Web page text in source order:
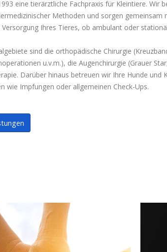
eine tierärztliche Fachpraxis für Kleintiere. Wir
Methoden und sorgen gemeinsam
Ihres Tieres, ob ambulant oder
sind die orthopädische Chirurgie
u.v.m.), die Augenchirurgie (Grauer
Darüber hinaus betreuen wir Ihre Hunde und
wie Impfungen oder allgemeinen Check-Ups.